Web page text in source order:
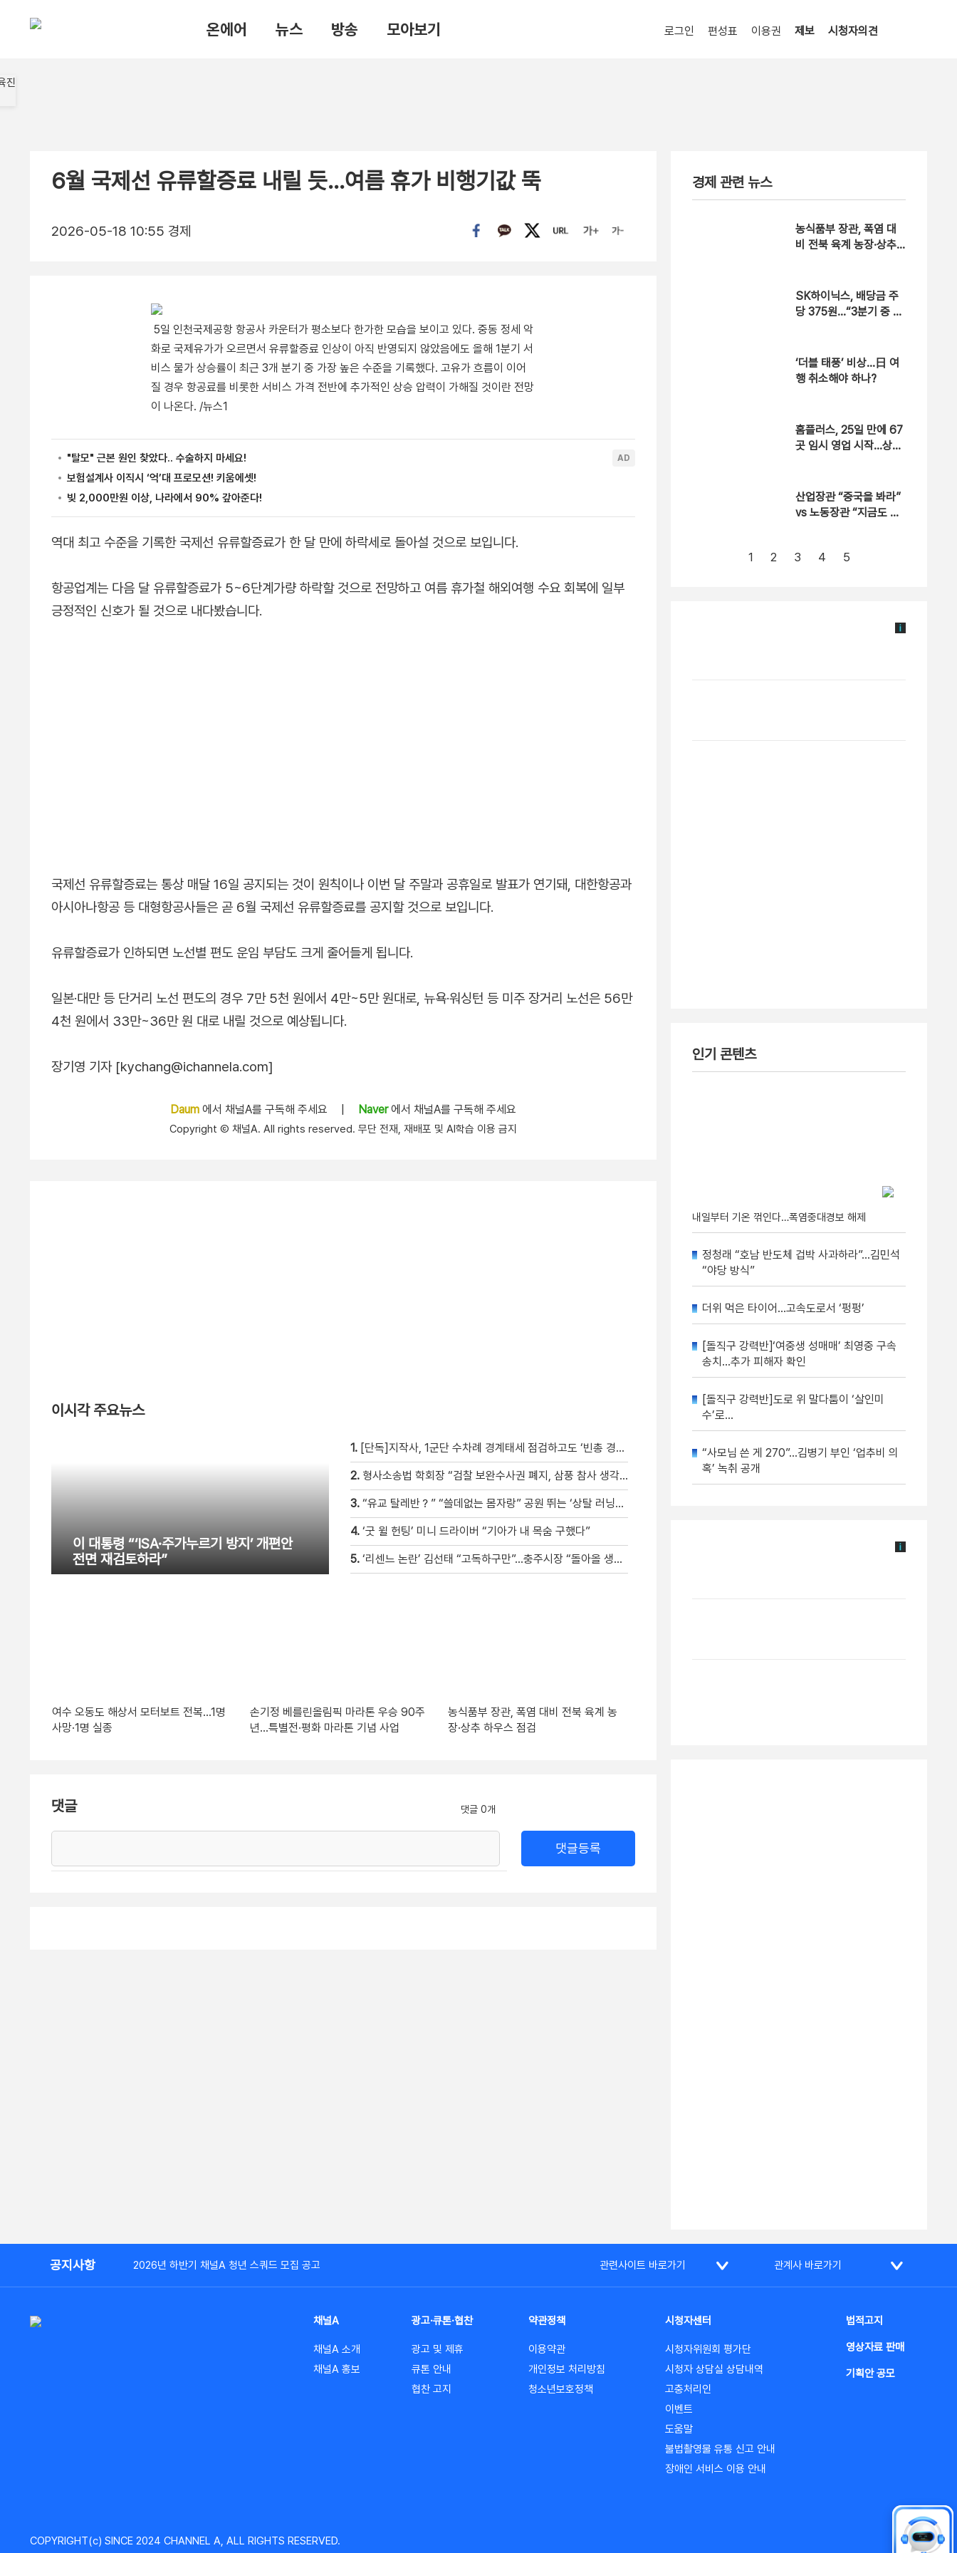
온에어 뉴스 방송 모아보기 로그인 편성표 이용권 제보 시청자의견
6월 국제선 유류할증료 내릴 듯…여름 휴가 비행기값 뚝
2026-05-18 10:55 경제
5일 인천국제공항 항공사 카운터가 평소보다 한가한 모습을 보이고 있다. 중동 정세 악
화로 국제유가가 오르면서 유류할증료 인상이 아직 반영되지 않았음에도 올해 1분기 서
비스 물가 상승률이 최근 3개 분기 중 가장 높은 수준을 기록했다. 고유가 흐름이 이어
질 경우 항공료를 비롯한 서비스 가격 전반에 추가적인 상승 압력이 가해질 것이란 전망
이 나온다. /뉴스1
역대 최고 수준을 기록한 국제선 유류할증료가 한 달 만에 하락세로 돌아설 것으로 보입니다.
항공업계는 다음 달 유류할증료가 5~6단계가량 하락할 것으로 전망하고 여름 휴가철 해외여행 수요 회복에 일부
긍정적인 신호가 될 것으로 내다봤습니다.
국제선 유류할증료는 통상 매달 16일 공지되는 것이 원칙이나 이번 달 주말과 공휴일로 발표가 연기돼, 대한항공과
아시아나항공 등 대형항공사들은 곧 6월 국제선 유류할증료를 공지할 것으로 보입니다.
유류할증료가 인하되면 노선별 편도 운임 부담도 크게 줄어들게 됩니다.
일본·대만 등 단거리 노선 편도의 경우 7만 5천 원에서 4만~5만 원대로, 뉴욕·워싱턴 등 미주 장거리 노선은 56만
4천 원에서 33만~36만 원 대로 내릴 것으로 예상됩니다.
장기영 기자 [kychang@ichannela.com]
Daum 에서 채널A를 구독해 주세요 Naver에서 채널A를 구독해 주세요
Copyright Ⓒ 채널A. All rights reserved. 무단 전재, 재배포 및 AI학습 이용 금지
이시각 주요뉴스
이 대통령 “‘ISA·주가누르기 방지’ 개편안
전면 재검토하라”
1. [단독]지작사, 1군단 수차례 경계태세 점검하고도 ‘빈총 경계’ 몰랐다
2. 형사소송법 학회장 “검찰 보완수사권 폐지, 삼풍 참사 생각 난다” [현장영상]
3. “유교 탈레반？” “쓸데없는 몸자랑” 공원 뛰는 ‘상탈 러닝족’ 갑론을박 [자막뉴스]
4. ‘굿 윌 헌팅’ 미니 드라이버 “기아가 내 목숨 구했다”
5. ‘리센느 논란’ 김선태 “고독하구만”…충주시장 “돌아올 생각은?”
여수 오동도 해상서 모터보트 전복…1명
사망·1명 실종
손기정 베를린올림픽 마라톤 우승 90주
년…특별전·평화 마라톤 기념 사업
농식품부 장관, 폭염 대비 전북 육계 농
장·상추 하우스 점검
댓글 댓글 0개
댓글등록
경제 관련 뉴스
농식품부 장관, 폭염 대
비 전북 육계 농장·상추
SK하이닉스, 배당금 주
당 375원…“3분기 중 추
‘더블 태풍’ 비상…日 여
행 취소해야 하나?
홈플러스, 25일 만에 67
곳 임시 영업 시작…상품
산업장관 “중국을 봐라”
vs 노동장관 “지금도 이
1 2 3 4 5
인기 콘텐츠
내일부터 기온 꺾인다…폭염중대경보 해제
정청래 “호남 반도체 겁박 사과하라”…김민석
“야당 방식”
더위 먹은 타이어…고속도로서 ‘펑펑’
[돌직구 강력반]‘여중생 성매매’ 최영중 구속
송치…추가 피해자 확인
[돌직구 강력반]도로 위 말다툼이 ‘살인미
수’로…
“사모님 쓴 게 270”…김병기 부인 ‘업추비 의
혹’ 녹취 공개
공지사항 2026년 하반기 채널A 청년 스쿼드 모집 공고 관련사이트 바로가기 관계사 바로가기
채널A
채널A 소개
채널A 홍보
광고·큐톤·협찬
광고 및 제휴
큐톤 안내
협찬 고지
약관정책
이용약관
개인정보 처리방침
청소년보호정책
시청자센터
시청자위원회 평가단
시청자 상담실 상담내역
고충처리인
이벤트
도움말
불법촬영물 유통 신고 안내
장애인 서비스 이용 안내
법적고지
영상자료 판매
기획안 공모
COPYRIGHT(c) SINCE 2024 CHANNEL A, ALL RIGHTS RESERVED.